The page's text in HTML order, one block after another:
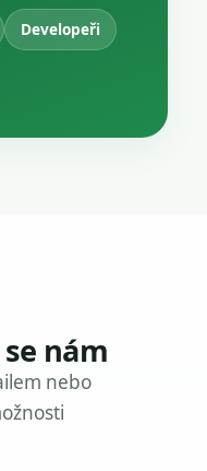
Developeři
nám
nebo